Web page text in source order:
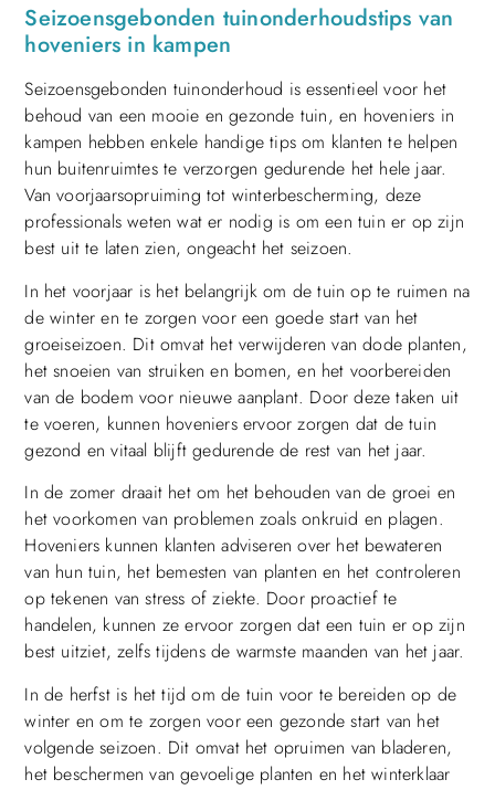
Seizoensgebonden tuinonderhoudstips van
hoveniers in kampen
Seizoensgebonden tuinonderhoud is essentieel voor het
behoud van een mooie en gezonde tuin, en hoveniers in
kampen hebben enkele handige tips om klanten te helpen
hun buitenruimtes te verzorgen gedurende het hele jaar.
Van voorjaarsopruiming tot winterbescherming, deze
professionals weten wat er nodig is om een tuin er op zijn
best uit te laten zien, ongeacht het seizoen.
In het voorjaar is het belangrijk om de tuin op te ruimen na
de winter en te zorgen voor een goede start van het
groeiseizoen. Dit omvat het verwijderen van dode planten,
het snoeien van struiken en bomen, en het voorbereiden
van de bodem voor nieuwe aanplant. Door deze taken uit
te voeren, kunnen hoveniers ervoor zorgen dat de tuin
gezond en vitaal blijft gedurende de rest van het jaar.
In de zomer draait het om het behouden van de groei en
het voorkomen van problemen zoals onkruid en plagen.
Hoveniers kunnen klanten adviseren over het bewateren
van hun tuin, het bemesten van planten en het controleren
op tekenen van stress of ziekte. Door proactief te
handelen, kunnen ze ervoor zorgen dat een tuin er op zijn
best uitziet, zelfs tijdens de warmste maanden van het jaar.
In de herfst is het tijd om de tuin voor te bereiden op de
winter en om te zorgen voor een gezonde start van het
volgende seizoen. Dit omvat het opruimen van bladeren,
het beschermen van gevoelige planten en het winterklaar